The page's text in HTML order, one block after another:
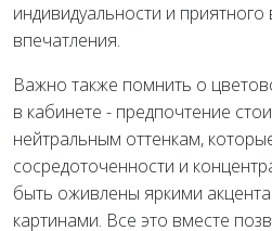
индивидуальности и приятного
впечатления.
Важно также помнить о
в кабинете - предпочтение
нейтральным оттенкам,
сосредоточенности и
быть оживлены яркими
картинами. Все это вместе